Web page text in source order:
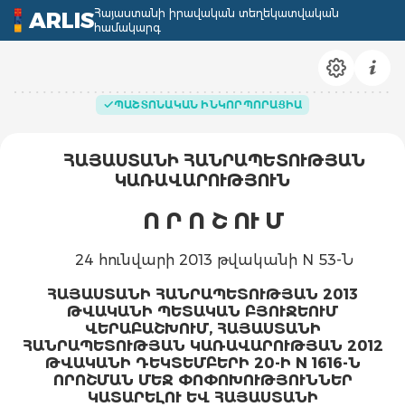
ARLISՀայաստանի իրավական տեղեկատվական
համակարգ
ՊԱՇՏՈՆԱԿԱՆ ԻՆԿՈՐՊՈՐԱՑԻԱ
ՀԱՅԱՍՏԱՆԻ ՀԱՆՐԱՊԵՏՈՒԹՅԱՆ
ԿԱՌԱՎԱՐՈՒԹՅՈՒՆ
Ո Ր Ո Շ ՈՒ Մ
24 հունվարի 2013 թվականի N 53-Ն
ՀԱՅԱՍՏԱՆԻ ՀԱՆՐԱՊԵՏՈՒԹՅԱՆ 2013
ԹՎԱԿԱՆԻ ՊԵՏԱԿԱՆ ԲՅՈՒՋԵՈՒՄ
ՎԵՐԱԲԱՇԽՈՒՄ, ՀԱՅԱՍՏԱՆԻ
ՀԱՆՐԱՊԵՏՈՒԹՅԱՆ ԿԱՌԱՎԱՐՈՒԹՅԱՆ 2012
ԹՎԱԿԱՆԻ ԴԵԿՏԵՄԲԵՐԻ 20-Ի N 1616-Ն
ՈՐՈՇՄԱՆ ՄԵՋ ՓՈՓՈԽՈՒԹՅՈՒՆՆԵՐ
ԿԱՏԱՐԵԼՈՒ ԵՎ ՀԱՅԱՍՏԱՆԻ